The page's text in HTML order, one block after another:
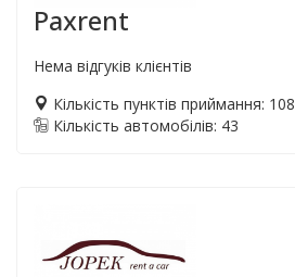
Paxrent
Нема відгуків клієнтів
Кількість пунктів приймання: 108
Кількість автомобілів: 43